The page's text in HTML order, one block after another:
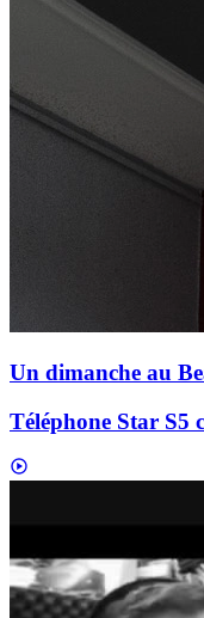
Un dimanche au
Téléphone Star S5